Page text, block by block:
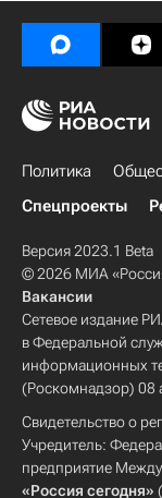
Политика
Спецпроекты
Версия 2023.1 Beta
© 2026 МИА
Вакансии
Сетевое издание
в Федеральной
информационных
(Роскомнадзор) 08
Свидетельство о
Учредитель:
предприятие
«Россия сегодня»